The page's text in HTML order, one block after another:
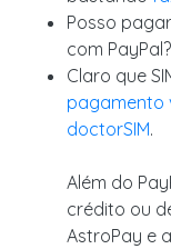
Posso
com PayPal?
Claro que
pagamento
doctorSIM.
Além do
crédito ou
AstroPay e